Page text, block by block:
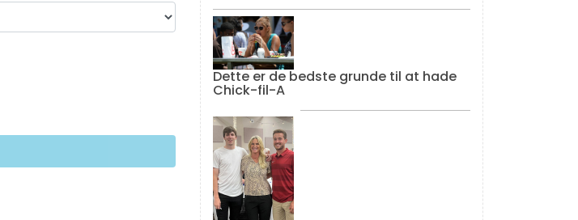
Dette er de bedste grunde til at hade
Chick-fil-A